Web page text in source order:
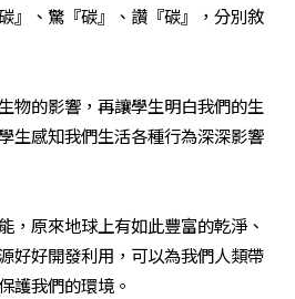
』、驚『碳』、讚『碳』，分別敘
物的影響，再讓學生明白我們的生
生感知我們生活各種行為深深影響
，原來地球上有如此豐富的乾淨、
好好開發利用，可以為我們人類帶
護我們的環境。